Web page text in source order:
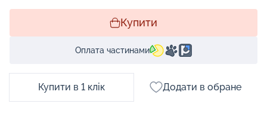
Купити
Оплата частинами
Купити в 1 клік Додати в обране